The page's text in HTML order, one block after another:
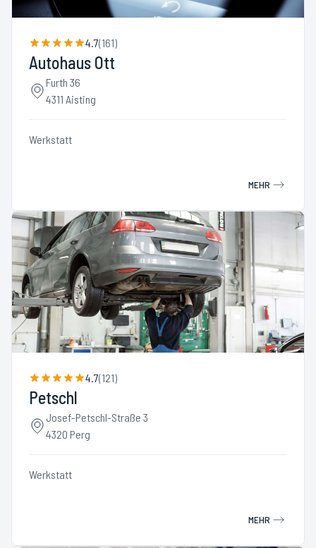
4.7(161)
Autohaus Ott
Furth 36
4311 Aisting
Werkstatt
MEHR
4.7(121)
Petschl
Josef-Petschl-Straße 3
4320 Perg
Werkstatt
MEHR